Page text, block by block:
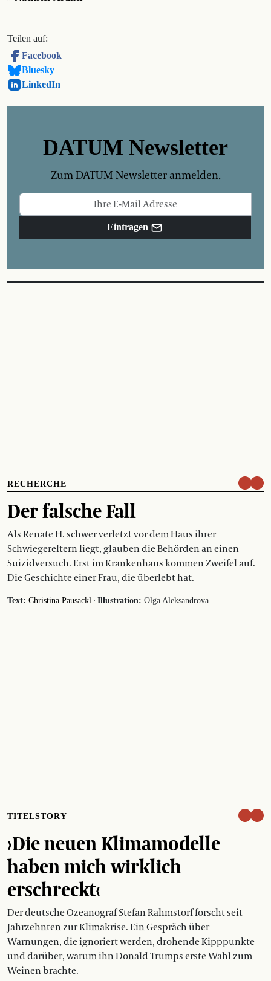
Teilen auf:
Facebook
Bluesky
LinkedIn
DATUM Newsletter
Zum DATUM Newsletter anmelden.
Eintragen
RECHERCHE
Der falsche Fall
Als Renate H. schwer verletzt vor dem Haus ihrer
Schwiegereltern liegt, glauben die Behörden an einen
Suizidversuch. Erst im Krankenhaus kommen Zweifel auf.
Die Geschichte einer Frau, die überlebt hat.
Text: Christina Pausackl · Illustration: Olga Aleksandrova
TITELSTORY
›Die neuen Klimamodelle
haben mich wirklich
erschreckt‹
Der deutsche Ozeanograf Stefan Rahmstorf forscht seit
Jahrzehnten zur Klimakrise. Ein Gespräch über
Warnungen, die ignoriert werden, drohende Kipppunkte
und darüber, warum ihn Donald Trumps erste Wahl zum
Weinen brachte.